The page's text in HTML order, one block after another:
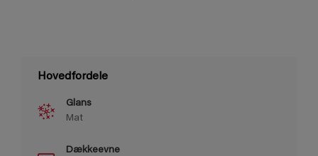
Hovedfordele
Glans
Mat
Dækkeevne